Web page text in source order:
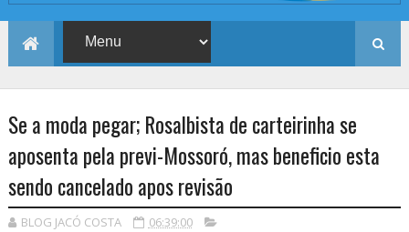
Se a moda pegar; Rosalbista de carteirinha se
aposenta pela previ-Mossoró, mas beneficio esta
sendo cancelado apos revisão
BLOG JACÓ COSTA 06:39:00